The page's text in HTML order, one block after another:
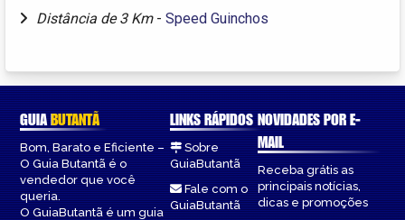
Distância de 3 Km - Speed Guinchos
GUIABUTANTÃ
Bom, Barato e Eficiente –
O Guia Butantã é o
vendedor que você
queria.
O GuiaButantã é um guia
LINKS RÁPIDOS
Sobre
GuiaButantã
Fale com o
GuiaButantã
NOVIDADES POR E-
MAIL
Receba grátis as
principais notícias,
dicas e promoções